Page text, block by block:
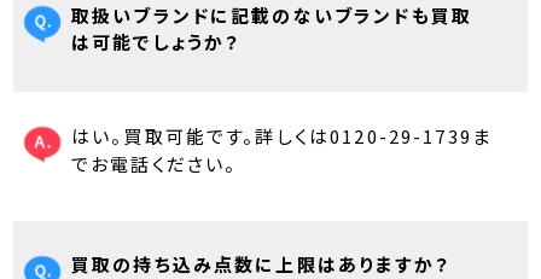
取扱いブランドに記載のないブランドも買取
は可能でしょうか？
はい。買取可能です。詳しくは0120-29-1739ま
でお電話ください。
買取の持ち込み点数に上限はありますか？